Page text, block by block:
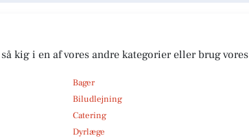
kig i en af vores andre kategorier eller brug vores
Bager
Biludlejning
Catering
Dyrlæge